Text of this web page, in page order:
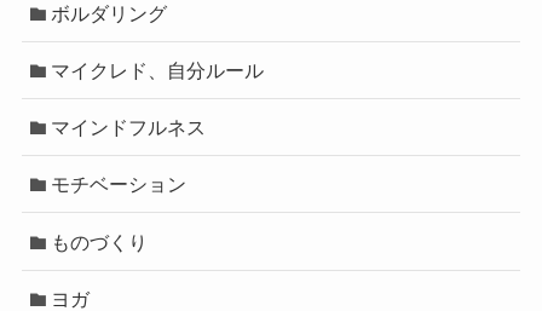
ボルダリング
マイクレド、自分ルール
マインドフルネス
モチベーション
ものづくり
ヨガ